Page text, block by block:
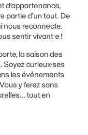
d’appartenance,
partie d’un tout. De
nous reconnecte.
sentir vivant·e !
la saison des
Soyez curieux·ses
les événements
y ferez sans
tout en